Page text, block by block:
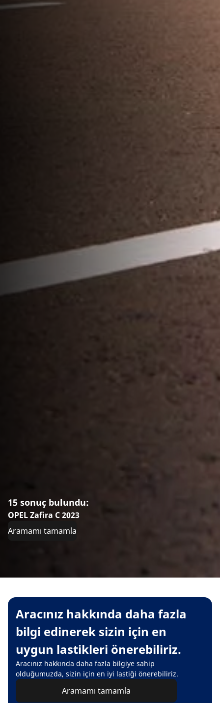
15 sonuç bulundu:
OPEL Zafira C 2023
Aramamı tamamla
Aracınız hakkında daha fazla
bilgi edinerek sizin için en
uygun lastikleri önerebiliriz.
Aracınız hakkında daha fazla bilgiye sahip
olduğumuzda, sizin için en iyi lastiği önerebiliriz.
Aramamı tamamla